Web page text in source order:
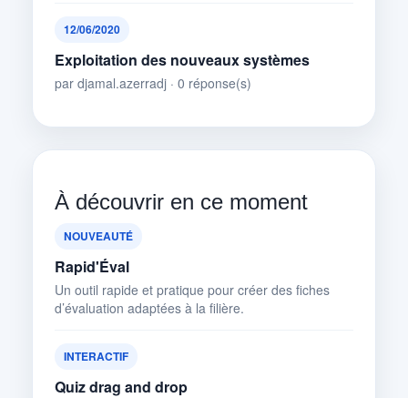
12/06/2020
Exploitation des nouveaux systèmes
par djamal.azerradj · 0 réponse(s)
À découvrir en ce moment
NOUVEAUTÉ
Rapid'Éval
Un outil rapide et pratique pour créer des fiches
d’évaluation adaptées à la filière.
INTERACTIF
Quiz drag and drop